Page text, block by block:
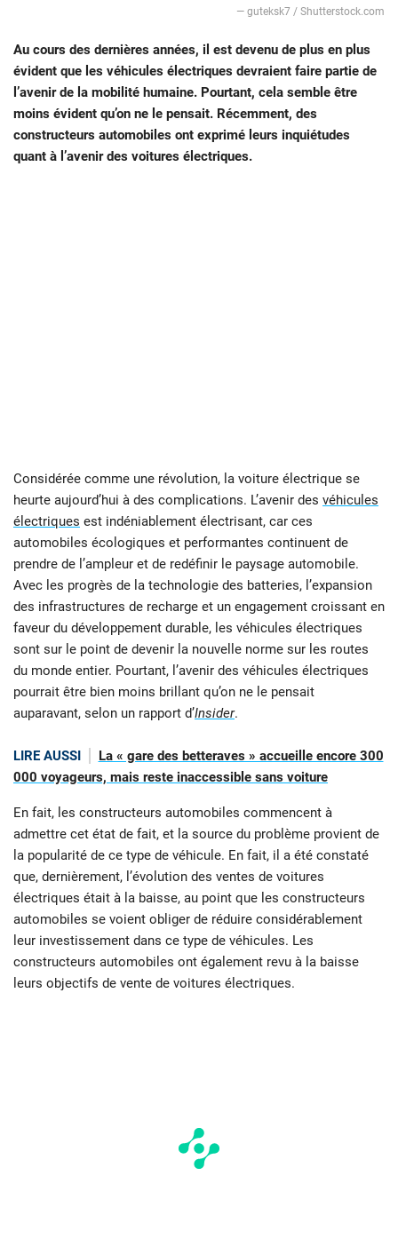
— guteksk7 / Shutterstock.com
Au cours des dernières années, il est devenu de plus en plus
évident que les véhicules électriques devraient faire partie de
l’avenir de la mobilité humaine. Pourtant, cela semble être
moins évident qu’on ne le pensait. Récemment, des
constructeurs automobiles ont exprimé leurs inquiétudes
quant à l’avenir des voitures électriques.
Considérée comme une révolution, la voiture électrique se
heurte aujourd’hui à des complications. L’avenir des véhicules
électriques est indéniablement électrisant, car ces
automobiles écologiques et performantes continuent de
prendre de l’ampleur et de redéfinir le paysage automobile.
Avec les progrès de la technologie des batteries, l’expansion
des infrastructures de recharge et un engagement croissant en
faveur du développement durable, les véhicules électriques
sont sur le point de devenir la nouvelle norme sur les routes
du monde entier. Pourtant, l’avenir des véhicules électriques
pourrait être bien moins brillant qu’on ne le pensait
auparavant, selon un rapport d’Insider.
LIRE AUSSI
La « gare des betteraves » accueille encore 300
000 voyageurs, mais reste inaccessible sans voiture
En fait, les constructeurs automobiles commencent à
admettre cet état de fait, et la source du problème provient de
la popularité de ce type de véhicule. En fait, il a été constaté
que, dernièrement, l’évolution des ventes de voitures
électriques était à la baisse, au point que les constructeurs
automobiles se voient obliger de réduire considérablement
leur investissement dans ce type de véhicules. Les
constructeurs automobiles ont également revu à la baisse
leurs objectifs de vente de voitures électriques.